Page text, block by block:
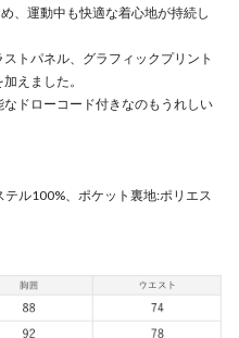
、運動中も快適な着心地が持続し
トパネル、グラフィックプリント
えました。
ドローコード付きなのもうれしい
ル100%、ポケット裏地:ポリエス